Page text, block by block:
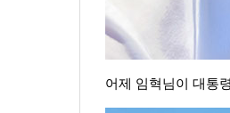
어제 임혁님이 대통